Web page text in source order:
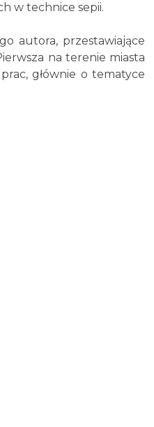
w technice sepii.
autora, przestawiające
na terenie miasta
głównie o tematyce